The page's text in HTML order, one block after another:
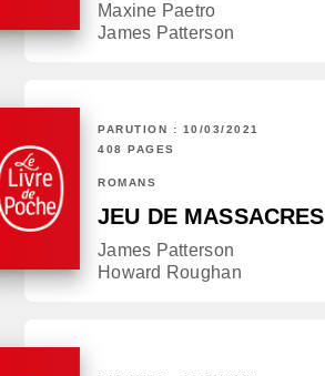
Maxine Paetro
James Patterson
PARUTION : 10/03/2021
408 PAGES
ROMANS
JEU DE MASSACRES
James Patterson
Howard Roughan